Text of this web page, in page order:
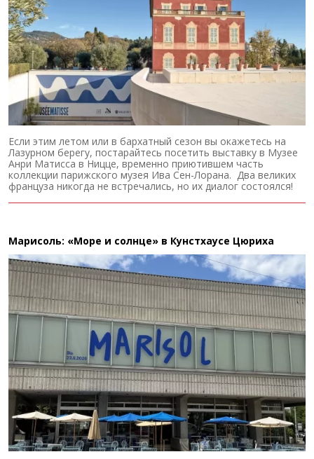
Если этим летом или в бархатный сезон вы окажетесь на
Лазурном берегу, постарайтесь посетить выставку в Музее
Анри Матисса в Ницце, временно приютившем часть
коллекции парижского музея Ива Сен-Лорана. Два великих
француза никогда не встречались, но их диалог состоялся!
Марисоль: «Море и солнце» в Кунстхаусе Цюриха